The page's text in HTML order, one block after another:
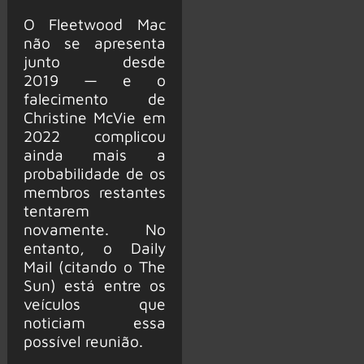
O Fleetwood Mac
não se apresenta
junto desde
2019 — e o
falecimento de
Christine McVie em
2022 complicou
ainda mais a
probabilidade de os
membros restantes
tentarem
novamente. No
entanto, o Daily
Mail (citando o The
Sun) está entre os
veículos que
noticiam essa
possível reunião.